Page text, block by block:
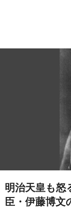
明治天皇も怒
臣・伊藤博